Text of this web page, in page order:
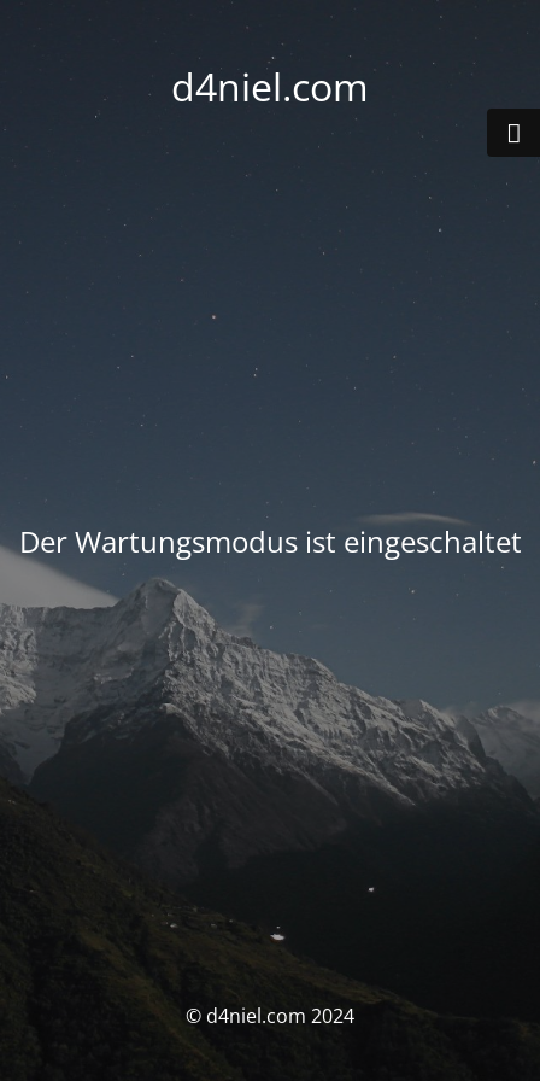
d4niel.com
Der Wartungsmodus ist eingeschaltet
© d4niel.com 2024